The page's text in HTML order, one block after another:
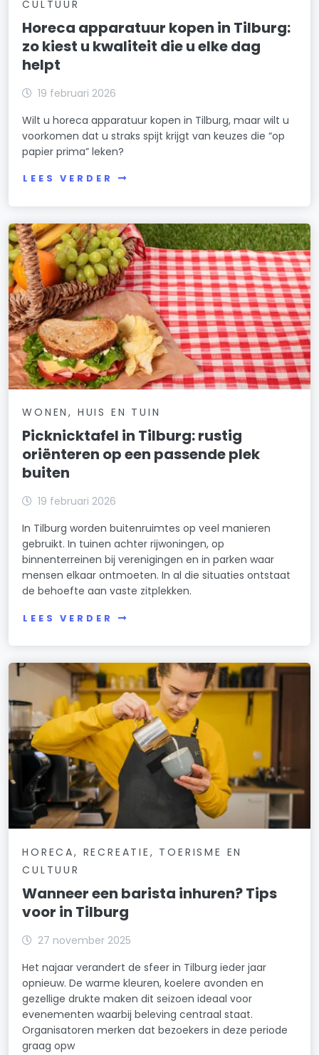
CULTUUR
Horeca apparatuur kopen in Tilburg:
zo kiest u kwaliteit die u elke dag
helpt
19 februari 2026
Wilt u horeca apparatuur kopen in Tilburg, maar wilt u
voorkomen dat u straks spijt krijgt van keuzes die “op
papier prima” leken?
LEES VERDER
WONEN, HUIS EN TUIN
Picknicktafel in Tilburg: rustig
oriënteren op een passende plek
buiten
19 februari 2026
In Tilburg worden buitenruimtes op veel manieren
gebruikt. In tuinen achter rijwoningen, op
binnenterreinen bij verenigingen en in parken waar
mensen elkaar ontmoeten. In al die situaties ontstaat
de behoefte aan vaste zitplekken.
LEES VERDER
HORECA, RECREATIE, TOERISME EN
CULTUUR
Wanneer een barista inhuren? Tips
voor in Tilburg
27 november 2025
Het najaar verandert de sfeer in Tilburg ieder jaar
opnieuw. De warme kleuren, koelere avonden en
gezellige drukte maken dit seizoen ideaal voor
evenementen waarbij beleving centraal staat.
Organisatoren merken dat bezoekers in deze periode
graag opw